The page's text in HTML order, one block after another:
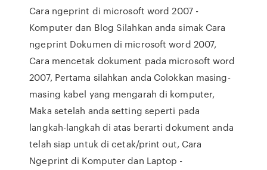
Cara ngeprint di microsoft word 2007 -
Komputer dan Blog Silahkan anda simak Cara
ngeprint Dokumen di microsoft word 2007,
Cara mencetak dokument pada microsoft word
2007, Pertama silahkan anda Colokkan masing-
masing kabel yang mengarah di komputer,
Maka setelah anda setting seperti pada
langkah-langkah di atas berarti dokument anda
telah siap untuk di cetak/print out, Cara
Ngeprint di Komputer dan Laptop -